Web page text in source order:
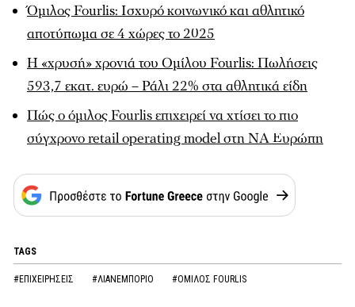
Όμιλος Fourlis: Ισχυρό κοινωνικό και αθλητικό
αποτύπωμα σε 4 χώρες το 2025
Η «χρυσή» χρονιά του Ομίλου Fourlis: Πωλήσεις
593,7 εκατ. ευρώ – Ράλι 22% στα αθλητικά είδη
Πώς ο όμιλος Fourlis επιχειρεί να χτίσει το πιο
σύγχρονο retail operating model στη ΝΑ Ευρώπη
TAGS
#ΕΠΙΧΕΙΡΗΣΕΙΣ #ΛΙΑΝΕΜΠΟΡΙΟ #ΟΜΙΛΟΣ FOURLIS